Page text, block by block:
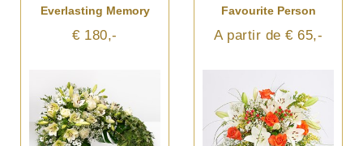
Everlasting Memory
€ 180,-
Favourite Person
A partir de € 65,-